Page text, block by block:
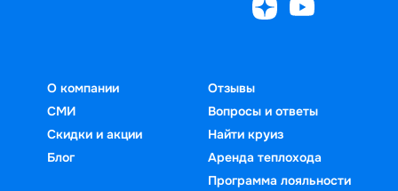
О компании
СМИ
Скидки и акции
Блог
Отзывы
Вопросы и ответы
Найти круиз
Аренда теплохода
Программа лояльности